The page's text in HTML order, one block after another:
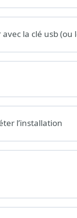
la clé usb (ou
l’installation